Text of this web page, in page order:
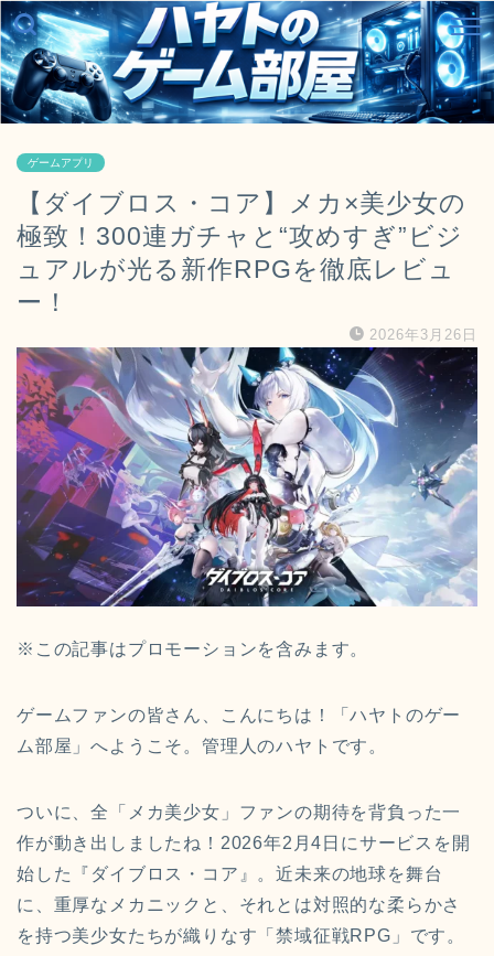
ゲームアプリ
【ダイブロス・コア】メカ×美少女の
極致！300連ガチャと“攻めすぎ”ビジ
ュアルが光る新作RPGを徹底レビュ
ー！
2026年3月26日
※この記事はプロモーションを含みます。
ゲームファンの皆さん、こんにちは！「ハヤトのゲー
ム部屋」へようこそ。管理人のハヤトです。
ついに、全「メカ美少女」ファンの期待を背負った一
作が動き出しましたね！2026年2月4日にサービスを開
始した『ダイブロス・コア』。近未来の地球を舞台
に、重厚なメカニックと、それとは対照的な柔らかさ
を持つ美少女たちが織りなす「禁域征戦RPG」です。